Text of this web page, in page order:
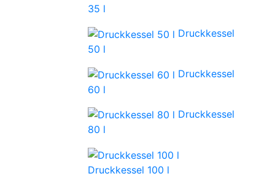
35 l
Druckkessel
50 l
Druckkessel
60 l
Druckkessel
80 l
Druckkessel 100 l